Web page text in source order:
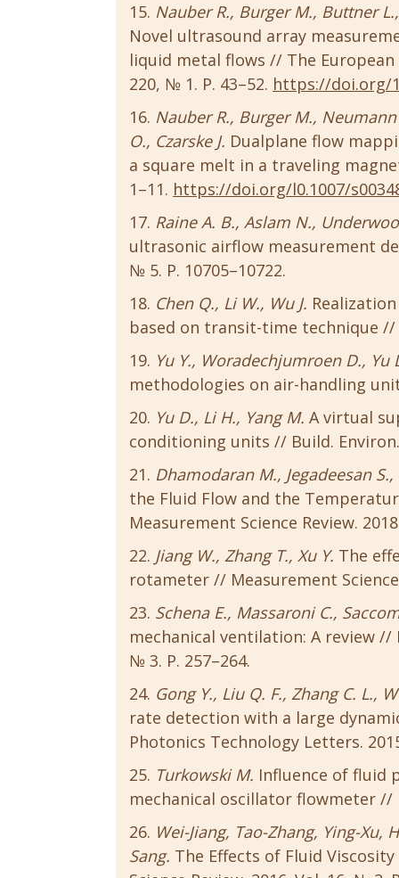
Nauber R., Burger M., Buttner
Novel ultrasound array
liquid metal flows // The European
220, № 1. Р. 43–52. https://doi.org/
Nauber R., Burger M.,
O., Czarske J. Dualplane flow
a square melt in a traveling
1–11. https://doi.org/l0.1007/
Raine A. B., Aslam N.,
ultrasonic airflow measurement
№ 5. P. 10705–10722.
Chen Q., Li W., Wu J.
based on transit-time technique //
Yu Y., Woradechjumroen D., Yu
methodologies on air-handling
Yu D., Li H., Yang M. A virtual
conditioning units // Build. Environ.
Dhamodaran M., Jegadeesan S.,
the Fluid Flow and the
Measurement Science Review.
Jiang W., Zhang T., Xu Y. The
rotameter // Measurement Science
Schena E., Massaroni C.,
mechanical ventilation: A review //
№ 3. Р. 257–264.
Gong Y., Liu Q. F., Zhang C. L.,
rate detection with a large
Photonics Technology Letters.
Turkowski M. Influence of fluid
mechanical oscillator flowmeter //
Wei-Jiang, Tao-Zhang, Ying-Xu,
Sang. The Effects of Fluid